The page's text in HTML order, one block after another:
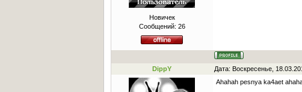
Новичек
Сообщений: 26
DippY Дата: Воскресенье,
Ahahah pesnya ka4aet